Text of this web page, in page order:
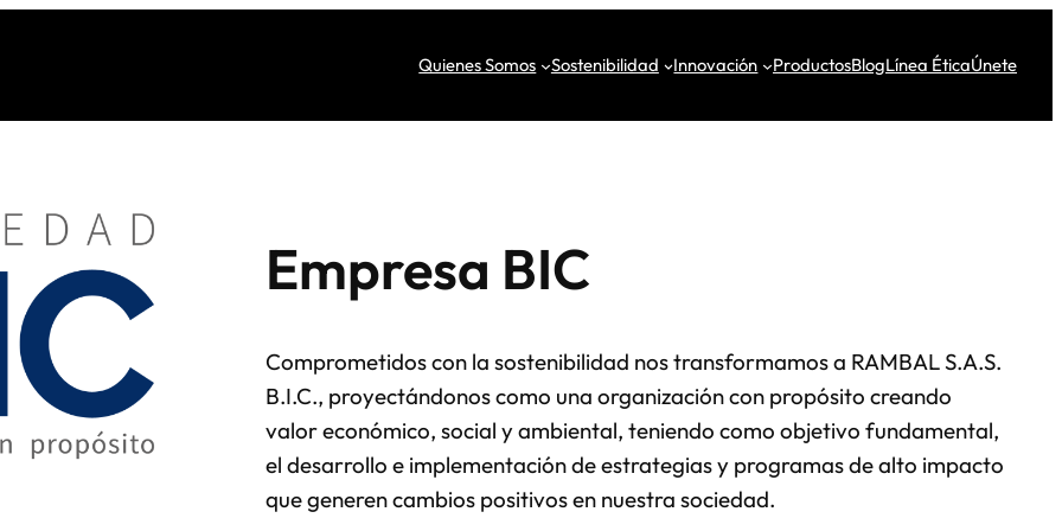
Quienes Somos Sostenibilidad Innovación ProductosBlogLínea ÉticaÚnete
Empresa BIC
Comprometidos con la sostenibilidad nos transformamos a RAMBAL S.A.S.
B.I.C., proyectándonos como una organización con propósito creando
valor económico, social y ambiental, teniendo como objetivo fundamental,
el desarrollo e implementación de estrategias y programas de alto impacto
que generen cambios positivos en nuestra sociedad.